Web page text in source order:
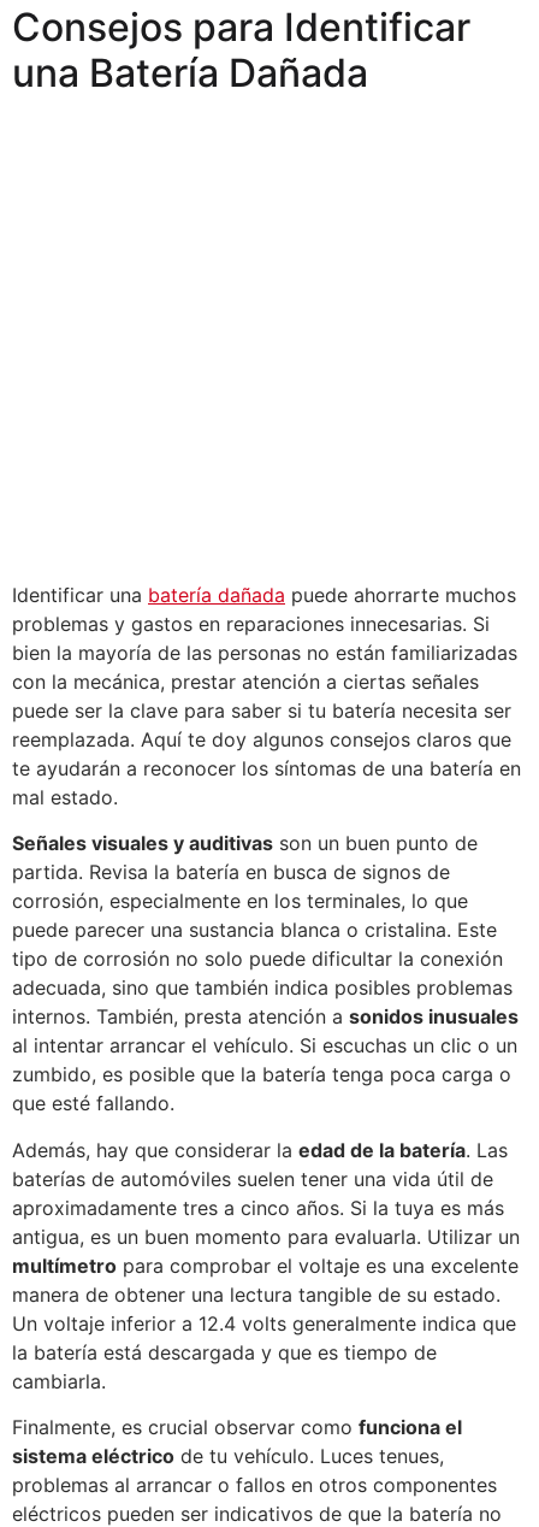
Consejos para Identificar
una Batería Dañada
Identificar una batería dañada puede ahorrarte muchos
problemas y gastos en reparaciones innecesarias. Si
bien la mayoría de las personas no están familiarizadas
con la mecánica, prestar atención a ciertas señales
puede ser la clave para saber si tu batería necesita ser
reemplazada. Aquí te doy algunos consejos claros que
te ayudarán a reconocer los síntomas de una batería en
mal estado.
Señales visuales y auditivas son un buen punto de
partida. Revisa la batería en busca de signos de
corrosión, especialmente en los terminales, lo que
puede parecer una sustancia blanca o cristalina. Este
tipo de corrosión no solo puede dificultar la conexión
adecuada, sino que también indica posibles problemas
internos. También, presta atención a sonidos inusuales
al intentar arrancar el vehículo. Si escuchas un clic o un
zumbido, es posible que la batería tenga poca carga o
que esté fallando.
Además, hay que considerar la edad de la batería. Las
baterías de automóviles suelen tener una vida útil de
aproximadamente tres a cinco años. Si la tuya es más
antigua, es un buen momento para evaluarla. Utilizar un
multímetro para comprobar el voltaje es una excelente
manera de obtener una lectura tangible de su estado.
Un voltaje inferior a 12.4 volts generalmente indica que
la batería está descargada y que es tiempo de
cambiarla.
Finalmente, es crucial observar como funciona el
sistema eléctrico de tu vehículo. Luces tenues,
problemas al arrancar o fallos en otros componentes
eléctricos pueden ser indicativos de que la batería no